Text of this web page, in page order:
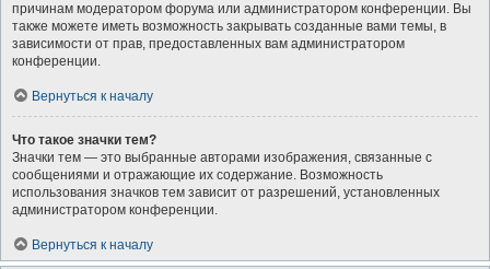
причинам модератором форума или администратором конференции. Вы
также можете иметь возможность закрывать созданные вами темы, в
зависимости от прав, предоставленных вам администратором
конференции.
Вернуться к началу
Что такое значки тем?
Значки тем — это выбранные авторами изображения, связанные с
сообщениями и отражающие их содержание. Возможность
использования значков тем зависит от разрешений, установленных
администратором конференции.
Вернуться к началу